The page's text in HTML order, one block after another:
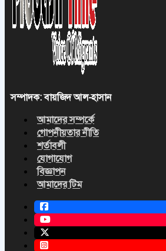
সম্পাদক: বায়জিদ আল-হাসান
আমাদের সম্পর্কে
গোপনীয়তার নীতি
শর্তাবলী
যোগাযোগ
বিজ্ঞাপন
আমাদের টিম